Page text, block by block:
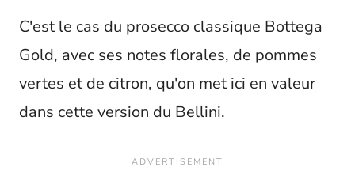
C'est le cas du prosecco classique Bottega
Gold, avec ses notes florales, de pommes
vertes et de citron, qu'on met ici en valeur
dans cette version du Bellini.